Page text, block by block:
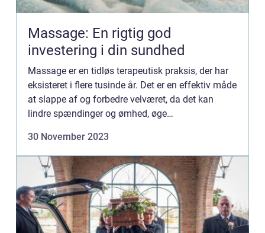
Massage: En rigtig god
investering i din sundhed
Massage er en tidløs terapeutisk praksis, der har
eksisteret i flere tusinde år. Det er en effektiv måde
at slappe af og forbedre velværet, da det kan
lindre spændinger og ømhed, øge
30 November 2023